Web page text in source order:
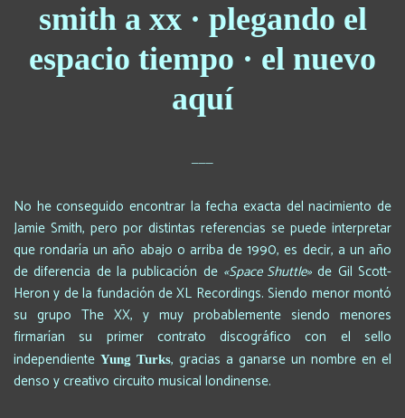
smith a xx · plegando el
espacio tiempo · el nuevo
aquí
No he conseguido encontrar la fecha exacta del nacimiento de
Jamie Smith, pero por distintas referencias se puede interpretar
que rondaría un año abajo o arriba de 1990, es decir, a un año
de diferencia de la publicación de «Space Shuttle» de Gil Scott-
Heron y de la fundación de XL Recordings. Siendo menor montó
su grupo The XX, y muy probablemente siendo menores
firmarían su primer contrato discográfico con el sello
independiente Yung Turks, gracias a ganarse un nombre en el
denso y creativo circuito musical londinense.